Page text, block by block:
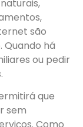
são
Quando há
ou pedir
que
sem